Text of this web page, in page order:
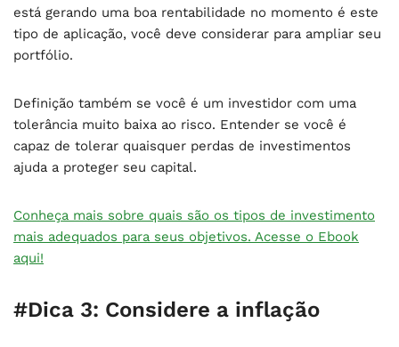
está gerando uma boa rentabilidade no momento é este
tipo de aplicação, você deve considerar para ampliar seu
portfólio.
Definição também se você é um investidor com uma
tolerância muito baixa ao risco. Entender se você é
capaz de tolerar quaisquer perdas de investimentos
ajuda a proteger seu capital.
Conheça mais sobre quais são os tipos de investimento
mais adequados para seus objetivos. Acesse o Ebook
aqui!
#Dica 3: Considere a inflação